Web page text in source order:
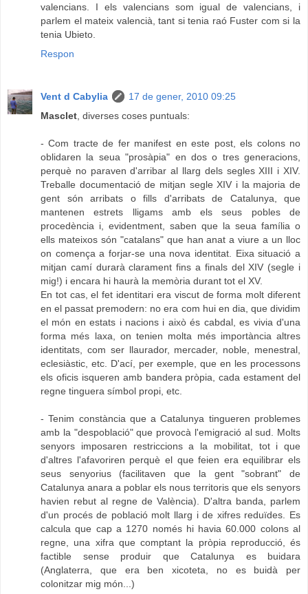
valencians. I els valencians som igual de valencians, i
parlem el mateix valencià, tant si tenia raó Fuster com si la
tenia Ubieto.
Respon
Vent d Cabylia
17 de gener, 2010 09:25
Masclet, diverses coses puntuals:
- Com tracte de fer manifest en este post, els colons no
oblidaren la seua "prosàpia" en dos o tres generacions,
perquè no paraven d'arribar al llarg dels segles XIII i XIV.
Treballe documentació de mitjan segle XIV i la majoria de
gent són arribats o fills d'arribats de Catalunya, que
mantenen estrets lligams amb els seus pobles de
procedència i, evidentment, saben que la seua família o
ells mateixos són "catalans" que han anat a viure a un lloc
on comença a forjar-se una nova identitat. Eixa situació a
mitjan camí durarà clarament fins a finals del XIV (segle i
mig!) i encara hi haurà la memòria durant tot el XV.
En tot cas, el fet identitari era viscut de forma molt diferent
en el passat premodern: no era com hui en dia, que dividim
el món en estats i nacions i això és cabdal, es vivia d'una
forma més laxa, on tenien molta més importància altres
identitats, com ser llaurador, mercader, noble, menestral,
eclesiàstic, etc. D'ací, per exemple, que en les processons
els oficis isqueren amb bandera pròpia, cada estament del
regne tinguera símbol propi, etc.
- Tenim constància que a Catalunya tingueren problemes
amb la "despoblació" que provocà l'emigració al sud. Molts
senyors imposaren restriccions a la mobilitat, tot i que
d'altres l'afavoriren perquè el que feien era equilibrar els
seus senyorius (facilitaven que la gent "sobrant" de
Catalunya anara a poblar els nous territoris que els senyors
havien rebut al regne de València). D'altra banda, parlem
d'un procés de població molt llarg i de xifres reduïdes. Es
calcula que cap a 1270 només hi havia 60.000 colons al
regne, una xifra que comptant la pròpia reproducció, és
factible sense produir que Catalunya es buidara
(Anglaterra, que era ben xicoteta, no es buidà per
colonitzar mig món...)